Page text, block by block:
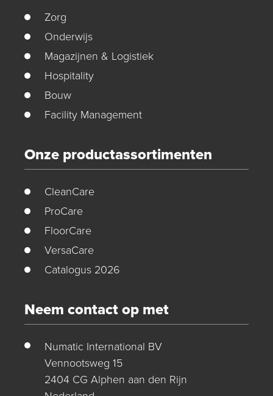
Zorg
Onderwijs
Magazijnen & Logistiek
Hospitality
Bouw
Facility Management
Onze productassortimenten
CleanCare
ProCare
FloorCare
VersaCare
Catalogus 2026
Neem contact op met
Numatic International BV
Vennootsweg 15
2404 CG Alphen aan den Rijn